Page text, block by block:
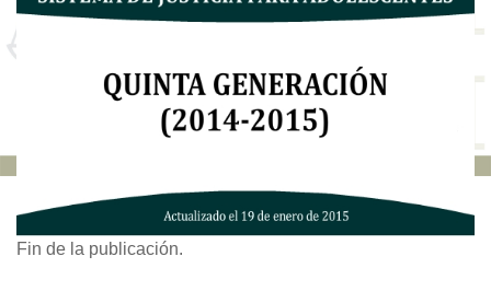
Fin de la publicación.